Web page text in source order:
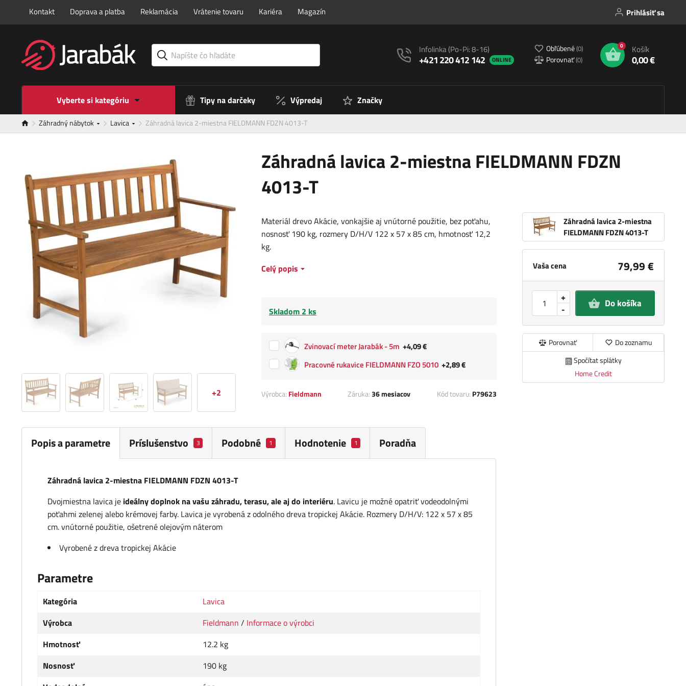
Kontakt Doprava a platba Reklamácia Vrátenie tovaru Kariéra Magazín Prihlásiť sa
Infolinka(Po-Pi: 8-16)
+421 220 412 142 ONLINE
Obľúbené(0)
Porovnať(0)
0 Košík
0,00 €
Vyberte si kategóriu Tipy na darčeky Výpredaj Značky
Záhradný nábytok Lavica Záhradná lavica 2-miestna FIELDMANN FDZN 4013-T
Záhradná lavica 2-miestna FIELDMANN FDZN
4013-T
+2
Záhradná lavica 2-miestna
FIELDMANN FDZN 4013-T
Vaša cena 79,99 €
-
+ Do košíka
Porovnať
Do zoznamu
Spočítat splátky
Home Credit
Materiál drevo Akácie, vonkajšie aj vnútorné použitie, bez poťahu,
nosnosť 190 kg, rozmery D/H/V 122 x 57 x 85 cm, hmotnosť 12,2
kg.
Celý popis
Skladom 2 ks
Zvinovací meter Jarabák - 5m +4,09 €
Pracovné rukavice FIELDMANN FZO 5010 +2,89 €
Výrobca: Fieldmann Záruka:36 mesiacov Kód tovaru: P79623
Popis a parametre Príslušenstvo 3 Podobné 1 Hodnotenie 1 Poradňa
Záhradná lavica 2-miestna FIELDMANN FDZN 4013-T
Dvojmiestna lavica je ideálny doplnok na vašu záhradu, terasu, ale aj do interiéru. Lavicu je možné opatriť vodeodolnými
poťahmi zelenej alebo krémovej farby. Lavica je vyrobená z odolného dreva tropickej Akácie. Rozmery D/H/V: 122 x 57 x 85
cm. vnútorné použitie, ošetrené olejovým náterom
Vyrobené z dreva tropickej Akácie
Parametre
Kategória
Lavica
Výrobca
Fieldmann / Informace o výrobci
Hmotnosť
12.2 kg
Nosnosť
190 kg